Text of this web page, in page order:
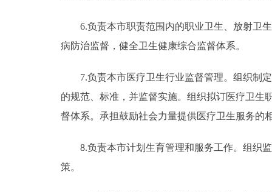
6.负责本市职责范围内的职业卫生、放射卫生
病防治监督，健全卫生健康综合监督体系。
7.负责本市医疗卫生行业监督管理。组织制定
的规范、标准，并监督实施。组织拟订医疗卫生
督体系。承担鼓励社会力量提供医疗卫生服务的
8.负责本市计划生育管理和服务工作。组织监
策。